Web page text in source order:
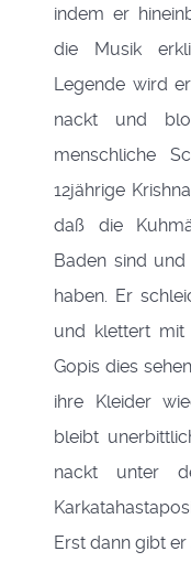
indem er
die Musik
Legende wird
nackt und
menschliche
12jährige
daß die
Baden sind
haben. Er
und klettert mit
Gopis dies
ihre Kleider
bleibt
nackt unter
Erst dann gibt er